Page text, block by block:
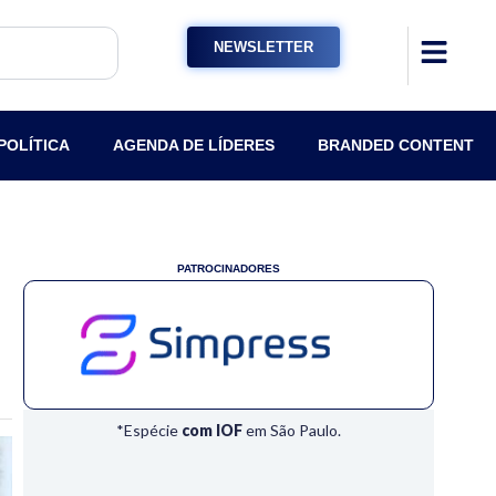
NEWSLETTER
AGENDA DE LÍDERES BRANDED CONTENT
PATROCINADORES